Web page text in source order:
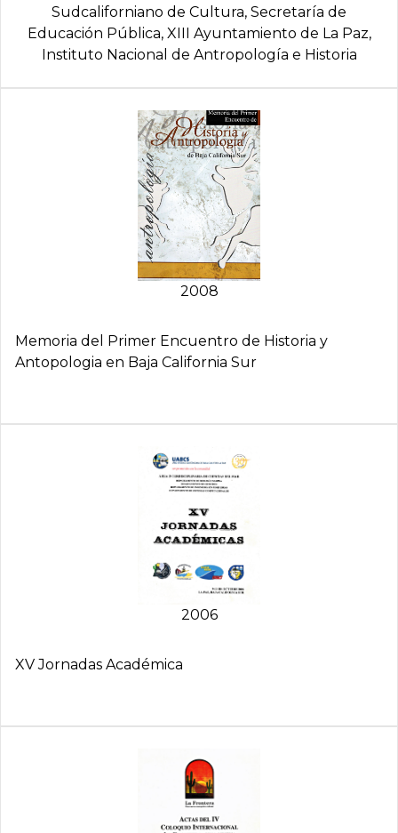
Sudcaliforniano de Cultura, Secretaría de
Educación Pública, XIII Ayuntamiento de La Paz,
Instituto Nacional de Antropología e Historia
2008
Memoria del Primer Encuentro de Historia y
Antopologia en Baja California Sur
2006
XV Jornadas Académica